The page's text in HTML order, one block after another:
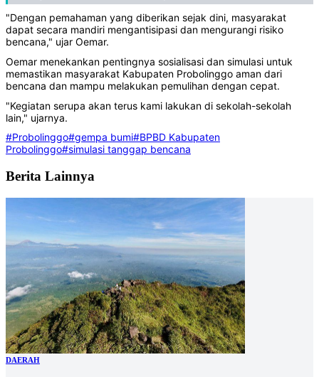
"Dengan pemahaman yang diberikan sejak dini, masyarakat
dapat secara mandiri mengantisipasi dan mengurangi risiko
bencana," ujar Oemar.
Oemar menekankan pentingnya sosialisasi dan simulasi untuk
memastikan masyarakat Kabupaten Probolinggo aman dari
bencana dan mampu melakukan pemulihan dengan cepat.
"Kegiatan serupa akan terus kami lakukan di sekolah-sekolah
lain," ujarnya.
#Probolinggo#gempa bumi#BPBD Kabupaten
Probolinggo#simulasi tanggap bencana
Berita Lainnya
DAERAH